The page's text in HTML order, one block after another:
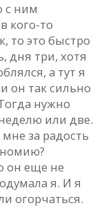
с ним
кого-то
то это быстро
дня три, хотя
а тут я
он так сильно
нужно
или две.
за радость
он еще не
я. И я
огорчаться.